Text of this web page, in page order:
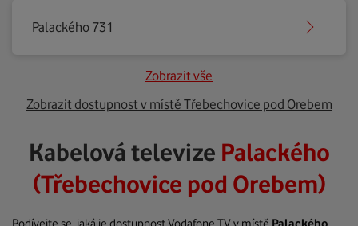
Palackého 731
Zobrazit vše
Zobrazit dostupnost v místě Třebechovice pod Orebem
Kabelová televize Palackého
(Třebechovice pod Orebem)